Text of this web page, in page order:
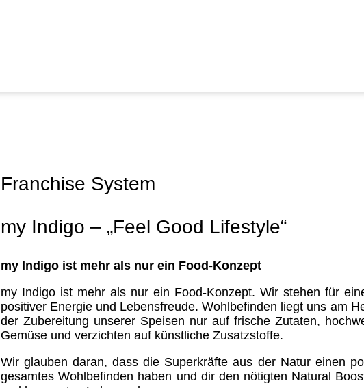
Franchise System
my Indigo – „Feel Good Lifestyle“
my Indigo ist mehr als nur ein Food-Konzept
my Indigo ist mehr als nur ein Food-Konzept. Wir stehen für
positiver Energie und Lebensfreude. Wohlbefinden liegt uns am
der Zubereitung unserer Speisen nur auf frische Zutaten,
Gemüse und verzichten auf künstliche Zusatzstoffe.
Wir glauben daran, dass die Superkräfte aus der Natur einen
gesamtes Wohlbefinden haben und dir den nötigten Natural